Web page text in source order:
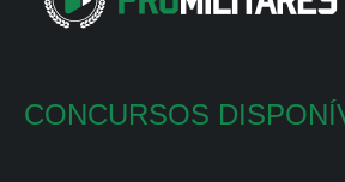
CONCURSOS